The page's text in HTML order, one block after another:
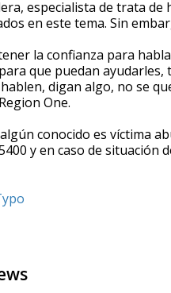
especialista de trata de
en este tema. Sin
la confianza para
que puedan
digan algo, no se
One.
conocido es víctima
y en caso de situación